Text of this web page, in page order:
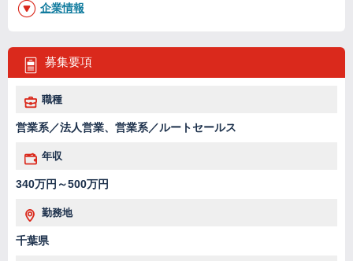
募集要項
職種
営業系／法人営業、営業系／ルートセールス
年収
340万円～500万円
勤務地
千葉県
企業情報